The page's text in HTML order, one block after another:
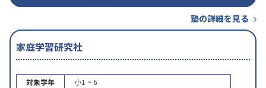
塾の詳細を見る
家庭学習研究社
対象学年
小1 ~ 6